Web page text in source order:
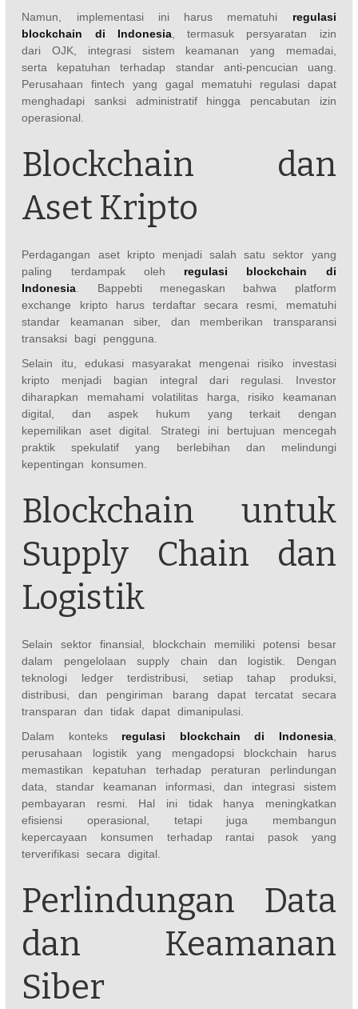
Namun, implementasi ini harus mematuhi regulasi
blockchain di Indonesia, termasuk persyaratan izin
dari OJK, integrasi sistem keamanan yang memadai,
serta kepatuhan terhadap standar anti-pencucian uang.
Perusahaan fintech yang gagal mematuhi regulasi dapat
menghadapi sanksi administratif hingga pencabutan izin
operasional.
Blockchain dan
Aset Kripto
Perdagangan aset kripto menjadi salah satu sektor yang
paling terdampak oleh regulasi blockchain di
Indonesia . Bappebti menegaskan bahwa platform
exchange kripto harus terdaftar secara resmi, mematuhi
standar keamanan siber, dan memberikan transparansi
transaksi bagi pengguna.
Selain itu, edukasi masyarakat mengenai risiko investasi
kripto menjadi bagian integral dari regulasi. Investor
diharapkan memahami volatilitas harga, risiko keamanan
digital, dan aspek hukum yang terkait dengan
kepemilikan aset digital. Strategi ini bertujuan mencegah
praktik spekulatif yang berlebihan dan melindungi
kepentingan konsumen.
Blockchain untuk
Supply Chain dan
Logistik
Selain sektor finansial, blockchain memiliki potensi besar
dalam pengelolaan supply chain dan logistik. Dengan
teknologi ledger terdistribusi, setiap tahap produksi,
distribusi, dan pengiriman barang dapat tercatat secara
transparan dan tidak dapat dimanipulasi.
Dalam konteks regulasi blockchain di Indonesia,
perusahaan logistik yang mengadopsi blockchain harus
memastikan kepatuhan terhadap peraturan perlindungan
data, standar keamanan informasi, dan integrasi sistem
pembayaran resmi. Hal ini tidak hanya meningkatkan
efisiensi operasional, tetapi juga membangun
kepercayaan konsumen terhadap rantai pasok yang
terverifikasi secara digital.
Perlindungan Data
dan Keamanan
Siber